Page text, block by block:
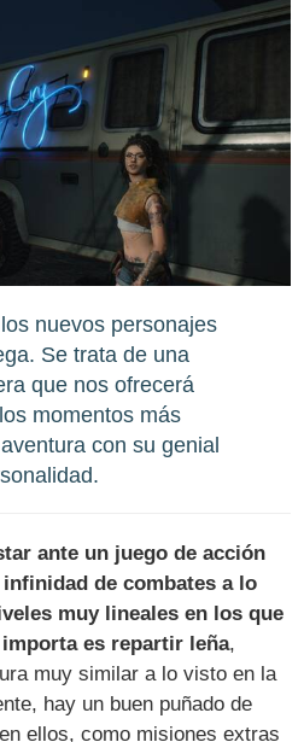
nuevos personajes
Se trata de una
que nos ofrecerá
momentos más
con su genial
ante un juego de acción
de combates a lo
muy lineales en los que
es repartir leña,
muy similar a lo visto en la
hay un buen puñado de
ellos, como misiones extras